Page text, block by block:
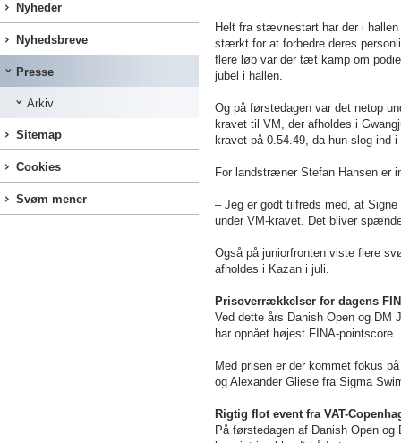
Nyheder
Nyhedsbreve
Presse
Arkiv
Sitemap
Cookies
Svøm mener
Helt fra stævnestart har der i
stærkt for at forbedre deres
flere løb var der tæt kamp om
jubel i hallen.
Og på førstedagen var det netop
kravet til VM, der afholdes i
kravet på 0.54.49, da hun slog ind
For landstræner Stefan Hansen er
– Jeg er godt tilfreds med, at
under VM-kravet. Det bliver
Også på juniorfronten viste flere
afholdes i Kazan i juli.
Prisoverrækkelser for dagens
Ved dette års Danish Open og
har opnået højest FINA-pointscore.
Med prisen er der kommet fokus
og Alexander Gliese fra Sigma
Rigtig flot event fra VAT-
På førstedagen af Danish Open